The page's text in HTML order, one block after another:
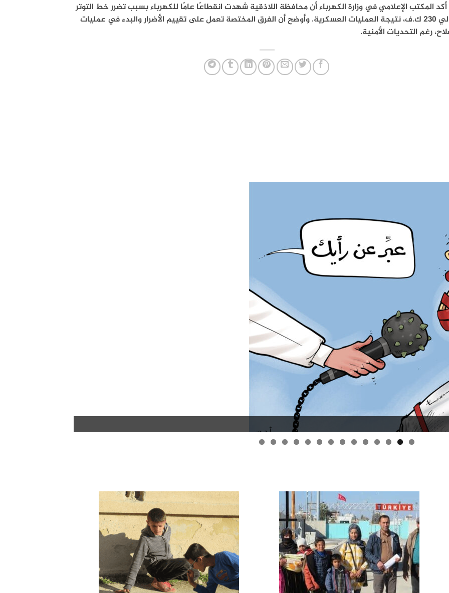
أكد المكتب الإعلامي في وزارة الكهرباء أن محافظة اللاذقية شهدت انقطاعًا عامًا للكهرباء بسبب تضرر خط التوتر
العالي 230 ك.ف، نتيجة العمليات العسكرية. وأوضح أن الفرق المختصة تعمل على تقييم الأضرار والبدء في عمليات
رغم التحديات الأمنية.
قيصر